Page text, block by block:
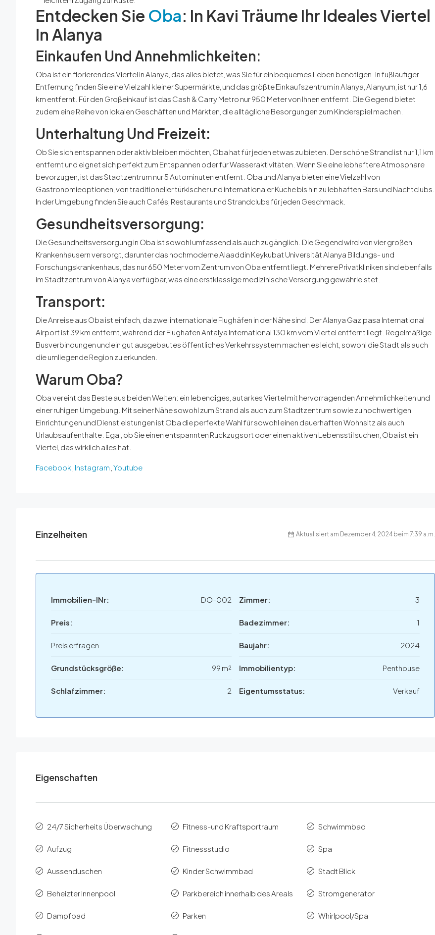
Entdecken Sie Oba: In Kavi Träume Ihr Ideales Viertel
In Alanya
Einkaufen Und Annehmlichkeiten:
Oba ist ein florierendes Viertel in Alanya, das alles bietet, was Sie für ein bequemes Leben benötigen. In fußläufiger
Entfernung finden Sie eine Vielzahl kleiner Supermärkte, und das größte Einkaufszentrum in Alanya, Alanyum, ist nur 1,6
km entfernt. Für den Großeinkauf ist das Cash & Carry Metro nur 950 Meter von Ihnen entfernt. Die Gegend bietet
zudem eine Reihe von lokalen Geschäften und Märkten, die alltägliche Besorgungen zum Kinderspiel machen.
Unterhaltung Und Freizeit:
Ob Sie sich entspannen oder aktiv bleiben möchten, Oba hat für jeden etwas zu bieten. Der schöne Strand ist nur 1,1 km
entfernt und eignet sich perfekt zum Entspannen oder für Wasseraktivitäten. Wenn Sie eine lebhaftere Atmosphäre
bevorzugen, ist das Stadtzentrum nur 5 Autominuten entfernt. Oba und Alanya bieten eine Vielzahl von
Gastronomieoptionen, von traditioneller türkischer und internationaler Küche bis hin zu lebhaften Bars und Nachtclubs.
In der Umgebung finden Sie auch Cafés, Restaurants und Strandclubs für jeden Geschmack.
Gesundheitsversorgung:
Die Gesundheitsversorgung in Oba ist sowohl umfassend als auch zugänglich. Die Gegend wird von vier großen
Krankenhäusern versorgt, darunter das hochmoderne Alaaddin Keykubat Universität Alanya Bildungs- und
Forschungskrankenhaus, das nur 650 Meter vom Zentrum von Oba entfernt liegt. Mehrere Privatkliniken sind ebenfalls
im Stadtzentrum von Alanya verfügbar, was eine erstklassige medizinische Versorgung gewährleistet.
Transport:
Die Anreise aus Oba ist einfach, da zwei internationale Flughäfen in der Nähe sind. Der Alanya Gazipasa International
Airport ist 39 km entfernt, während der Flughafen Antalya International 130 km vom Viertel entfernt liegt. Regelmäßige
Busverbindungen und ein gut ausgebautes öffentliches Verkehrssystem machen es leicht, sowohl die Stadt als auch
die umliegende Region zu erkunden.
Warum Oba?
Oba vereint das Beste aus beiden Welten: ein lebendiges, autarkes Viertel mit hervorragenden Annehmlichkeiten und
einer ruhigen Umgebung. Mit seiner Nähe sowohl zum Strand als auch zum Stadtzentrum sowie zu hochwertigen
Einrichtungen und Dienstleistungen ist Oba die perfekte Wahl für sowohl einen dauerhaften Wohnsitz als auch
Urlaubsaufenthalte. Egal, ob Sie einen entspannten Rückzugsort oder einen aktiven Lebensstil suchen, Oba ist ein
Viertel, das wirklich alles hat.
Facebook Instagram Youtube
Einzelheiten Aktualisiert am Dezember 4, 2024 beim 7:39 a.m.
Immobilien-INr: DO-002
Preis:
Preis erfragen
Grundstücksgröße: 99 m²
Schlafzimmer: 2
Zimmer: 3
Badezimmer: 1
Baujahr: 2024
Immobilientyp: Penthouse
Eigentumsstatus: Verkauf
Eigenschaften
24/7 Sicherheits Überwachung
Aufzug
Aussenduschen
Beheizter Innenpool
Dampfbad
Fitness-und Kraftsportraum
Fitnessstudio
Kinder Schwimmbad
Parkbereich innerhalb des Areals
Parken
Schwimmbad
Spa
Stadt Blick
Stromgenerator
Whirlpool/Spa